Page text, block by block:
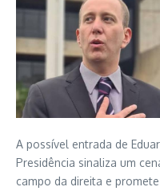
A possível entrada de
Presidência sinaliza um
campo da direita e